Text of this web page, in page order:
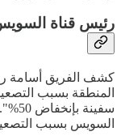
رئيس قناة السويس: 61% نسبة الإنخفاض في الإيرادات
السويس بسبب